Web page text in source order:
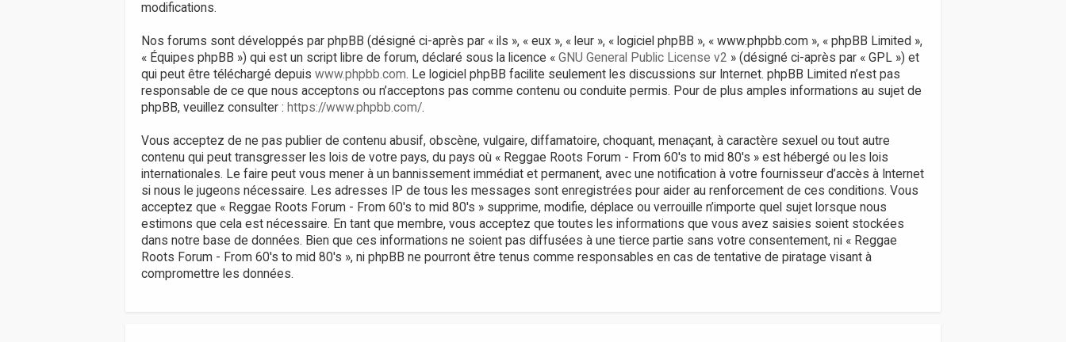
modifications.
Nos forums sont développés par phpBB (désigné ci-après par « ils », « eux », « leur », « logiciel phpBB », « www.phpbb.com », « phpBB Limited »,
« Équipes phpBB ») qui est un script libre de forum, déclaré sous la licence «GNU General Public License v2 » (désigné ci-après par « GPL ») et
qui peut être téléchargé depuiswww.phpbb.com. Le logiciel phpBB facilite seulement les discussions sur Internet. phpBB Limited n’est pas
responsable de ce que nous acceptons ou n’acceptons pas comme contenu ou conduite permis. Pour de plus amples informations au sujet de
phpBB, veuillez consulter : https://www.phpbb.com/.
Vous acceptez de ne pas publier de contenu abusif, obscène, vulgaire, diffamatoire, choquant, menaçant, à caractère sexuel ou tout autre
contenu qui peut transgresser les lois de votre pays, du pays où « Reggae Roots Forum - From 60's to mid 80's » est hébergé ou les lois
internationales. Le faire peut vous mener à un bannissement immédiat et permanent, avec une notification à votre fournisseur d’accès à Internet
si nous le jugeons nécessaire. Les adresses IP de tous les messages sont enregistrées pour aider au renforcement de ces conditions. Vous
acceptez que « Reggae Roots Forum - From 60's to mid 80's » supprime, modifie, déplace ou verrouille n’importe quel sujet lorsque nous
estimons que cela est nécessaire. En tant que membre, vous acceptez que toutes les informations que vous avez saisies soient stockées
dans notre base de données. Bien que ces informations ne soient pas diffusées à une tierce partie sans votre consentement, ni « Reggae
Roots Forum - From 60's to mid 80's », ni phpBB ne pourront être tenus comme responsables en cas de tentative de piratage visant à
compromettre les données.